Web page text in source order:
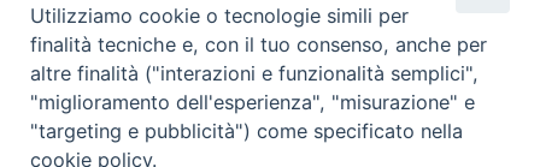
Orari Curia
Mar. / Mer. / Giov. ore 9 - 13
Utilizziamo cookie o tecnologie simili per
finalità tecniche e, con il tuo consenso, anche per
altre finalità ("interazioni e funzionalità semplici",
"miglioramento dell'esperienza", "misurazione" e
"targeting e pubblicità") come specificato nella
cookie policy.